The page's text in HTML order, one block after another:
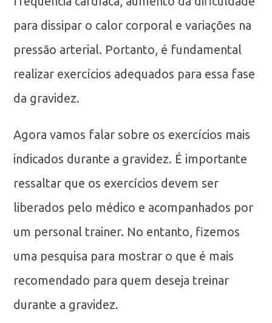
para dissipar o calor corporal e variações na
pressão arterial. Portanto, é fundamental
realizar exercícios adequados para essa fase
da gravidez.
Agora vamos falar sobre os exercícios mais
indicados durante a gravidez. É importante
ressaltar que os exercícios devem ser
liberados pelo médico e acompanhados por
um personal trainer. No entanto, fizemos
uma pesquisa para mostrar o que é mais
recomendado para quem deseja treinar
durante a gravidez.